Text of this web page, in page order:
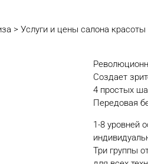
> Услуги и цены салона
Создает
4 простых
Передовая
1-8 уровней
Три группы